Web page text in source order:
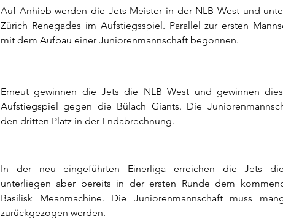
Auf Anhieb werden die Jets Meister in der NLB West und
Zürich Renegades im Aufstiegsspiel. Parallel zur ersten
mit dem Aufbau einer Juniorenmannschaft begonnen.
Erneut gewinnen die Jets die NLB West und gewinnen
Aufstiegspiel gegen die Bülach Giants. Die
den dritten Platz in der Endabrechnung.
In der neu eingeführten Einerliga erreichen die Jets die
unterliegen aber bereits in der ersten Runde dem
Basilisk Meanmachine. Die Juniorenmannschaft muss
zurückgezogen werden.